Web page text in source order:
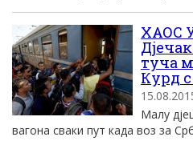
ХАОС
туча
Курд
Малу
вагона сваки пут када воз за